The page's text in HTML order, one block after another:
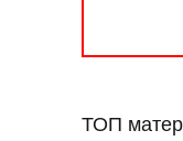
ТОП